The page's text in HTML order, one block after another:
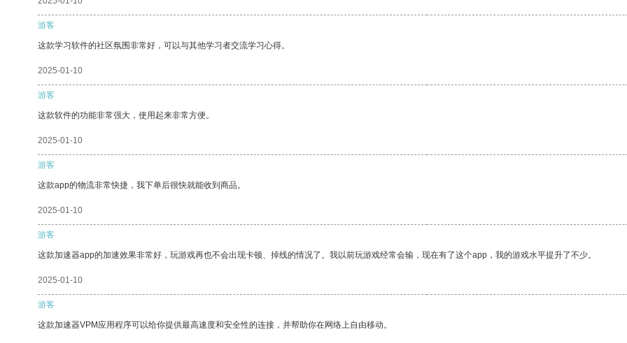
游客
这款学习软件的社区氛围非常好，可以与其他学习者交流学习心得。
2025-01-10
游客
这款软件的功能非常强大，使用起来非常方便。
2025-01-10
游客
这款app的物流非常快捷，我下单后很快就能收到商品。
2025-01-10
游客
这款加速器app的加速效果非常好，玩游戏再也不会出现卡顿、掉线的情况了。我以前玩游戏经常会输，现在有了这个app，我的游戏水平提升了不少。
2025-01-10
游客
这款加速器VPM应用程序可以给你提供最高速度和安全性的连接，并帮助你在网络上自由移动。